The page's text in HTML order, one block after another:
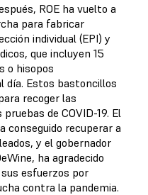
ROE ha vuelto a
para fabricar
individual (EPI) y
que incluyen 15
o hisopos
día. Estos bastoncillos
recoger las
de COVID-19. El
conseguido recuperar a
y el gobernador
ha agradecido
esfuerzos por
contra la pandemia.